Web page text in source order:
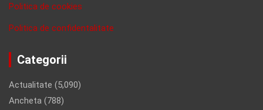
Politica de cookies
Politica de confidentalitate
Categorii
Actualitate (5,090)
Ancheta (788)